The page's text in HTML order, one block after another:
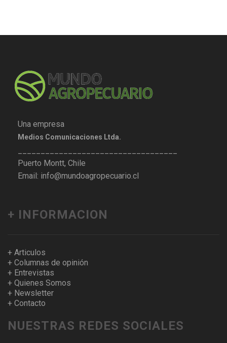
Una empresa
Medios Comunicaciones Ltda.
Puerto Montt, Chile
Email: info@mundoagropecuario.cl
+ INFORMACION
+ Articulos
+ Columnas de opinión
+ Entrevistas
+ Quienes Somos
+ Newsletter
+ Contacto
NUESTRAS REDES SOCIALES